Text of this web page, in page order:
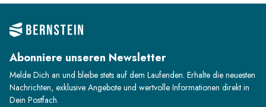
Abonniere unseren Newsletter
Melde Dich an und bleibe stets auf dem Laufenden. Erhalte die neuesten
Nachrichten, exklusive Angebote und wertvolle Informationen direkt in
Dein Postfach.